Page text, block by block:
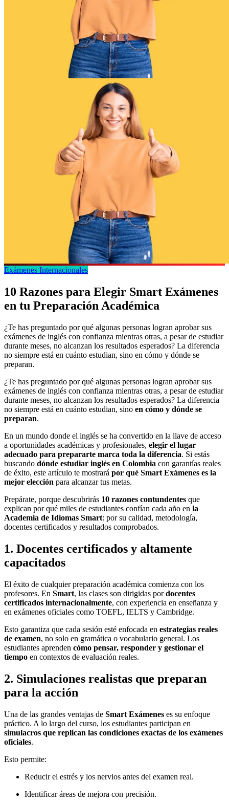
Exámenes Internacionales
10 Razones para Elegir Smart Exámenes
en tu Preparación Académica
¿Te has preguntado por qué algunas personas logran aprobar sus
exámenes de inglés con confianza mientras otras, a pesar de estudiar
durante meses, no alcanzan los resultados esperados? La diferencia
no siempre está en cuánto estudian, sino en cómo y dónde se
preparan.
¿Te has preguntado por qué algunas personas logran aprobar sus
exámenes de inglés con confianza mientras otras, a pesar de estudiar
durante meses, no alcanzan los resultados esperados? La diferencia
no siempre está en cuánto estudian, sino en cómo y dónde se
preparan.
En un mundo donde el inglés se ha convertido en la llave de acceso
a oportunidades académicas y profesionales, elegir el lugar
adecuado para prepararte marca toda la diferencia. Si estás
buscando dónde estudiar inglés en Colombia con garantías reales
de éxito, este artículo te mostrará por qué Smart Exámenes es la
mejor elección para alcanzar tus metas.
Prepárate, porque descubrirás 10 razones contundentes que
explican por qué miles de estudiantes confían cada año en la
Academia de Idiomas Smart: por su calidad, metodología,
docentes certificados y resultados comprobados.
1. Docentes certificados y altamente
capacitados
El éxito de cualquier preparación académica comienza con los
profesores. En Smart, las clases son dirigidas pordocentes
certificados internacionalmente, con experiencia en enseñanza y
en exámenes oficiales como TOEFL, IELTS y Cambridge.
Esto garantiza que cada sesión esté enfocada en estrategias reales
de examen, no solo en gramática o vocabulario general. Los
estudiantes aprenden cómo pensar, responder y gestionar el
tiempo en contextos de evaluación reales.
2. Simulaciones realistas que preparan
para la acción
Una de las grandes ventajas de Smart Exámenes es su enfoque
práctico. A lo largo del curso, los estudiantes participan en
simulacros que replican las condiciones exactas de los exámenes
oficiales.
Esto permite:
Reducir el estrés y los nervios antes del examen real.
Identificar áreas de mejora con precisión.